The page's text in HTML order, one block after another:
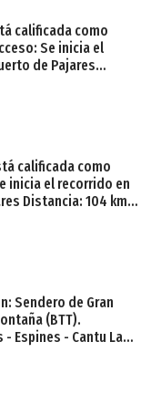
calificada como
Se inicia el
de Pajares
aproximada: 32 h
calificada como
inicia el recorrido en
Distancia: 104 km
h Itinerario: Está
Sendero de Gran
(BTT).
- Espines - Cantu La
- Cuaña Fierros -